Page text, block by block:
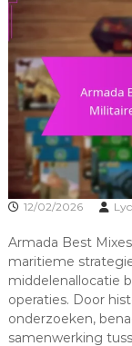
12/02/2026
Armada Best
maritieme
middelenallocatie
operaties. Door
onderzoeken,
samenwerking